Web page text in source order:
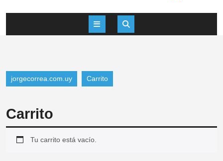
jorgecorrea.com.uy Carrito
Carrito
Tu carrito está vacío.